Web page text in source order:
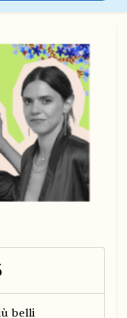
belli